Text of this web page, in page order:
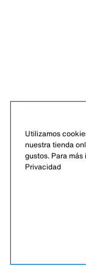
Utilizamos
nuestra tienda
gustos. Para
Privacidad